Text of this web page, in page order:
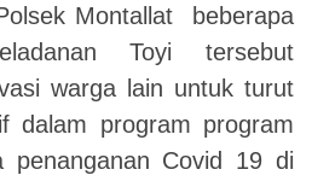
Montallat beberapa
Toyi tersebut
warga lain untuk turut
dalam program program
penanganan Covid 19 di